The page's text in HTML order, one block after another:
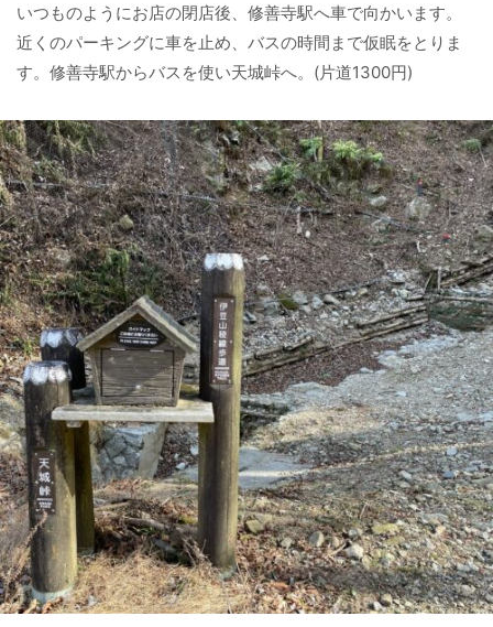
いつものようにお店の閉店後、修善寺駅へ車で向かいます。
近くのパーキングに車を止め、バスの時間まで仮眠をとりま
す。修善寺駅からバスを使い天城峠へ。(片道1300円)